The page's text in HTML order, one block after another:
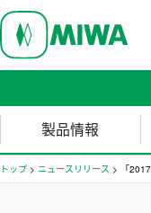
製品情報
トップ > ニュースリリース > 「